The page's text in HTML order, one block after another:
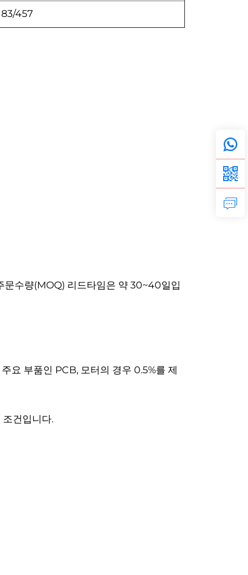
457
문수량(MOQ) 리드타임은 약 30~40일입
요 부품인 PCB, 모터의 경우 0.5%를 제
건입니다.